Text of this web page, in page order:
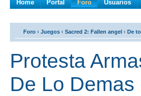
Home Portal Foro Usuarios
Foro ‹ Juegos ‹ Sacred 2: Fallen angel ‹ De
Protesta
De Lo Demas